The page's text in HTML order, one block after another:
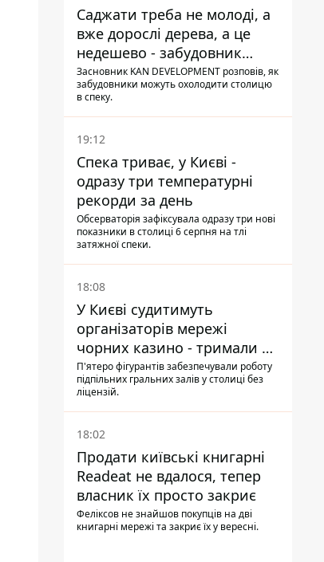
Саджати треба не молоді, а
вже дорослі дерева, а це
недешево - забудовник
Ніконов
Засновник KAN DEVELOPMENT розповів, як
забудовники можуть охолодити столицю
в спеку.
19:12
Спека триває, у Києві -
одразу три температурні
рекорди за день
Обсерваторія зафіксувала одразу три нові
показники в столиці 6 серпня на тлі
затяжної спеки.
18:08
У Києві судитимуть
організаторів мережі
чорних казино - тримали 39
закладів
П'ятеро фігурантів забезпечували роботу
підпільних гральних залів у столиці без
ліцензій.
18:02
Продати київські книгарні
Readeat не вдалося, тепер
власник їх просто закриє
Феліксов не знайшов покупців на дві
книгарні мережі та закриє їх у вересні.